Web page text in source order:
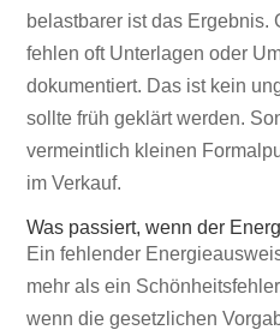
belastbarer ist das Ergebnis.
fehlen oft Unterlagen oder
dokumentiert. Das ist kein
sollte früh geklärt werden.
vermeintlich kleinen
im Verkauf.
Was passiert, wenn der
Ein fehlender
mehr als ein
wenn die gesetzlichen